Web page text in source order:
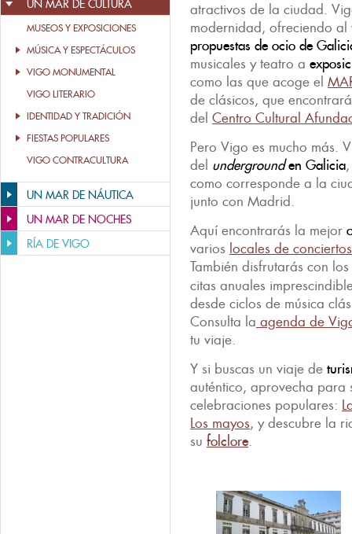
UN MAR DE CULTURA
MUSEOS Y EXPOSICIONES
MÚSICA Y ESPECTÁCULOS
VIGO MONUMENTAL
VIGO LITERARIO
IDENTIDAD Y TRADICIÓN
FIESTAS POPULARES
VIGO CONTRACULTURA
UN MAR DE NÁUTICA
UN MAR DE NOCHES
RÍA DE VIGO
atractivos de la ciudad.
modernidad, ofreciendo
propuestas de ocio de
musicales y teatro a
como las que acoge el
de clásicos, que
del Centro Cultural
Pero Vigo es mucho más.
del undergrounden Galicia
como corresponde a la
junto con Madrid.
Aquí encontrarás la mejor
varios locales de conciertos
También disfrutarás con los
citas anuales
desde ciclos de música
Consulta la agenda de
tu viaje.
Y si buscas un viaje de
auténtico, aprovecha para
celebraciones populares:
Los mayos, y descubre la
su folclore.